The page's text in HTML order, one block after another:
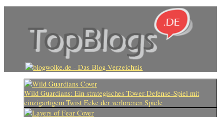
Wild Guardians: Ein strategisches Tower-Defense-Spiel mit
einzigartigem Twist Ecke der verlorenen Spiele